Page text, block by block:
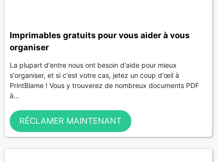
Imprimables gratuits pour vous aider à vous
organiser
La plupart d'entre nous ont besoin d'aide pour mieux
s'organiser, et si c'est votre cas, jetez un coup d'œil à
PrintBlame ! Vous y trouverez de nombreux documents PDF
à...
RÉCLAMER MAINTENANT